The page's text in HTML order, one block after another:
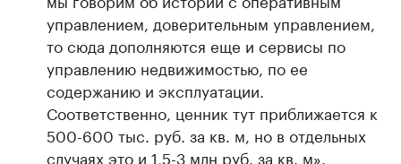
управлением, доверительным управлением,
то сюда дополняются еще и сервисы по
управлению недвижимостью, по ее
содержанию и эксплуатации.
Соответственно, ценник тут приближается к
500-600 тыс. руб. за кв. м, но в отдельных
случаях это и 1,5-3 млн руб. за кв. м».